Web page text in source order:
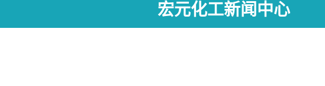
宏元化工新闻中心